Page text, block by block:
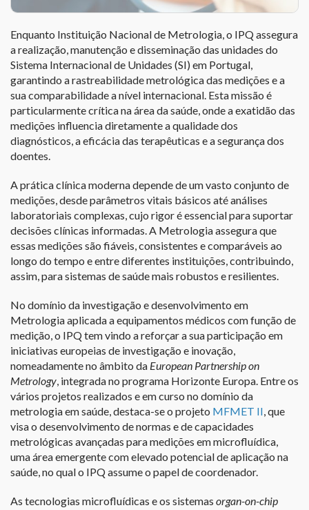
Enquanto Instituição Nacional de Metrologia, o IPQ assegura
a realização, manutenção e disseminação das unidades do
Sistema Internacional de Unidades (SI) em Portugal,
garantindo a rastreabilidade metrológica das medições e a
sua comparabilidade a nível internacional. Esta missão é
particularmente crítica na área da saúde, onde a exatidão das
medições influencia diretamente a qualidade dos
diagnósticos, a eficácia das terapêuticas e a segurança dos
doentes.
A prática clínica moderna depende de um vasto conjunto de
medições, desde parâmetros vitais básicos até análises
laboratoriais complexas, cujo rigor é essencial para suportar
decisões clínicas informadas. A Metrologia assegura que
essas medições são fiáveis, consistentes e comparáveis ao
longo do tempo e entre diferentes instituições, contribuindo,
assim, para sistemas de saúde mais robustos e resilientes.
No domínio da investigação e desenvolvimento em
Metrologia aplicada a equipamentos médicos com função de
medição, o IPQ tem vindo a reforçar a sua participação em
iniciativas europeias de investigação e inovação,
nomeadamente no âmbito da European Partnership on
Metrology, integrada no programa Horizonte Europa. Entre os
vários projetos realizados e em curso no domínio da
metrologia em saúde, destaca-se o projeto MFMET II, que
visa o desenvolvimento de normas e de capacidades
metrológicas avançadas para medições em microfluídica,
uma área emergente com elevado potencial de aplicação na
saúde, no qual o IPQ assume o papel de coordenador.
As tecnologias microfluídicas e os sistemas organ-on-chip